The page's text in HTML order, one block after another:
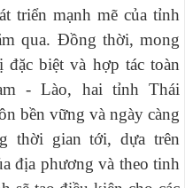
triển mạnh mẽ của tỉnh
qua. Đồng thời, mong
biệt và hợp tác toàn
- Lào, hai tỉnh Thái
bền vững và ngày càng
thời gian tới, dựa trên
địa phương và theo tinh